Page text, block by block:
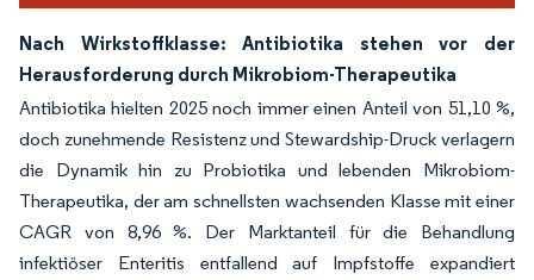
Nach Wirkstoffklasse: Antibiotika stehen vor der
Herausforderung durch Mikrobiom-Therapeutika
Antibiotika hielten 2025 noch immer einen Anteil von 51,10 %,
doch zunehmende Resistenz und Stewardship-Druck verlagern
die Dynamik hin zu Probiotika und lebenden Mikrobiom-
Therapeutika, der am schnellsten wachsenden Klasse mit einer
CAGR von 8,96 %. Der Marktanteil für die Behandlung
infektiöser Enteritis entfallend auf Impfstoffe expandiert